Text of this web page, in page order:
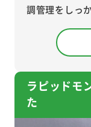
調管理をしっ
ラピッドモ
た